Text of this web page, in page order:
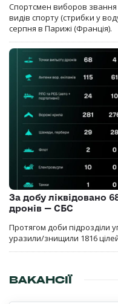
Спортсмен виборов
видів спорту (стрибки у
серпня в Парижі (Франція).
За добу ліквідовано
дронів — СБС
Протягом доби підрозділи
уразили/знищили 1816
ВАКАНСІЇ